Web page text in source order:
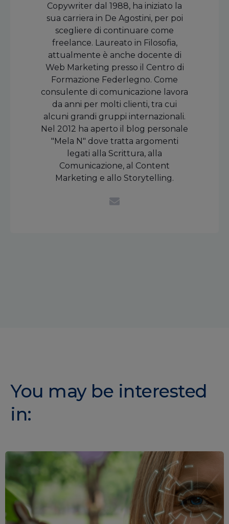
Copywriter dal 1988, ha iniziato la
sua carriera in De Agostini, per poi
scegliere di continuare come
freelance. Laureato in Filosofia,
attualmente è anche docente di
Web Marketing presso il Centro di
Formazione Federlegno. Come
consulente di comunicazione lavora
da anni per molti clienti, tra cui
alcuni grandi gruppi internazionali.
Nel 2012 ha aperto il blog personale
"Mela N" dove tratta argomenti
legati alla Scrittura, alla
Comunicazione, al Content
Marketing e allo Storytelling.
You may be interested
in: